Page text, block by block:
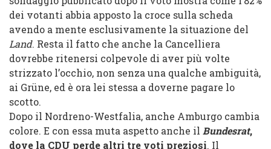
dei votanti abbia apposto la croce sulla scheda
avendo a mente esclusivamente la situazione del
Land. Resta il fatto che anche la Cancelliera
dovrebbe ritenersi colpevole di aver più volte
strizzato l’occhio, non senza una qualche ambiguità,
ai Grüne, ed è ora lei stessa a doverne pagare lo
scotto.
Dopo il Nordreno-Westfalia, anche Amburgo cambia
colore. E con essa muta aspetto anche il Bundesrat,
dove la CDU perde altri tre voti preziosi. Il